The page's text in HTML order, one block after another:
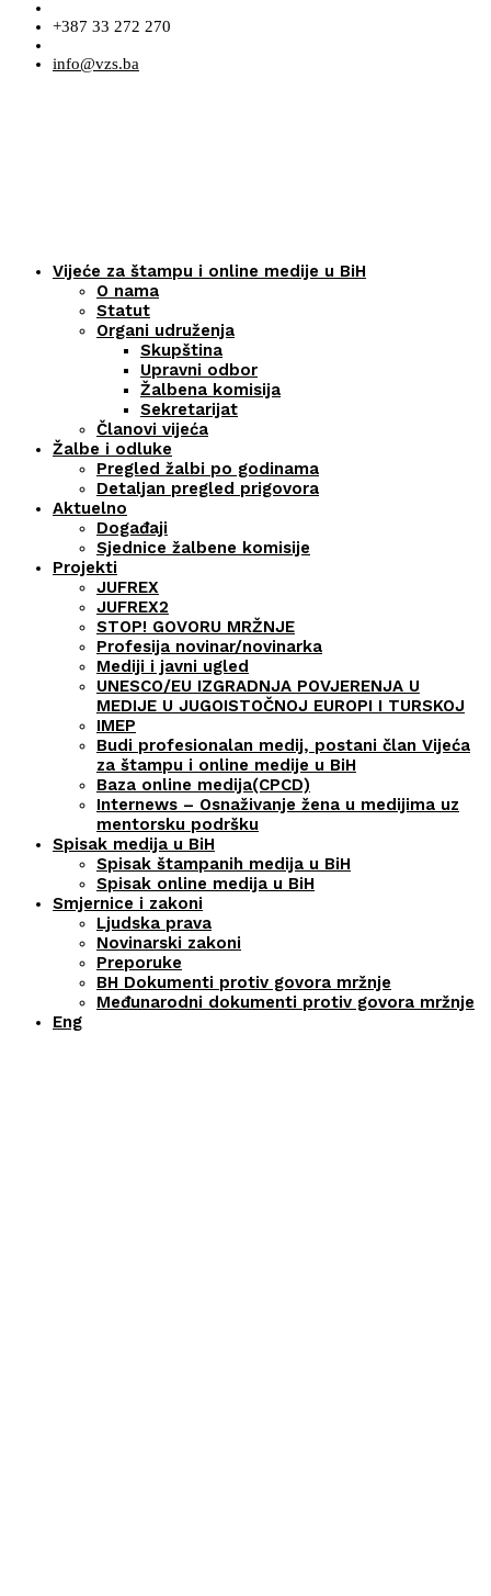
+387 33 272 270
info@vzs.ba
Vijeće za štampu i online medije u BiH
O nama
Statut
Organi udruženja
Skupština
Upravni odbor
Žalbena komisija
Sekretarijat
Članovi vijeća
Žalbe i odluke
Pregled žalbi po godinama
Detaljan pregled prigovora
Aktuelno
Događaji
Sjednice žalbene komisije
Projekti
JUFREX
JUFREX2
STOP! GOVORU MRŽNJE
Profesija novinar/novinarka
Mediji i javni ugled
UNESCO/EU IZGRADNJA POVJERENJA U
MEDIJE U JUGOISTOČNOJ EUROPI I TURSKOJ
IMEP
Budi profesionalan medij, postani član Vijeća
za štampu i online medije u BiH
Baza online medija(CPCD)
Internews – Osnaživanje žena u medijima uz
mentorsku podršku
Spisak medija u BiH
Spisak štampanih medija u BiH
Spisak online medija u BiH
Smjernice i zakoni
Ljudska prava
Novinarski zakoni
Preporuke
BH Dokumenti protiv govora mržnje
Međunarodni dokumenti protiv govora mržnje
Eng